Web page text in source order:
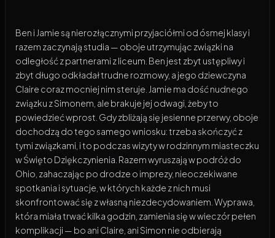
Ben i Jamie są nierozłącznymi przyjaciółmi od ósmej klasy i
razem zaczynają studia — oboje utrzymując związki na
odległość z partnerami z liceum. Ben jest zbyt ustępliwy i
zbyt długo odkładał trudne rozmowy, a jego dziewczyna
Claire coraz mocniej nim steruje. Jamie ma dość nudnego
związku z Simonem, ale brakuje jej odwagi, żeby to
powiedzieć wprost. Gdy zbliżają się jesienne przerwy, oboje
dochodzą do tego samego wniosku: trzeba skończyć z
tymi związkami, i to podczas wizyty w rodzinnym miasteczku
w Święto Dziękczynienia. Razem wyruszają w podróż do
Ohio, zahaczając po drodze o imprezy, nieoczekiwane
spotkania i sytuacje, w których każde z nich musi
skonfrontować się z własną niezdecydowaniem. Wyprawa,
która miała trwać kilka godzin, zamienia się w wieczór pełen
komplikacji — bo ani Claire, ani Simon nie odbierają